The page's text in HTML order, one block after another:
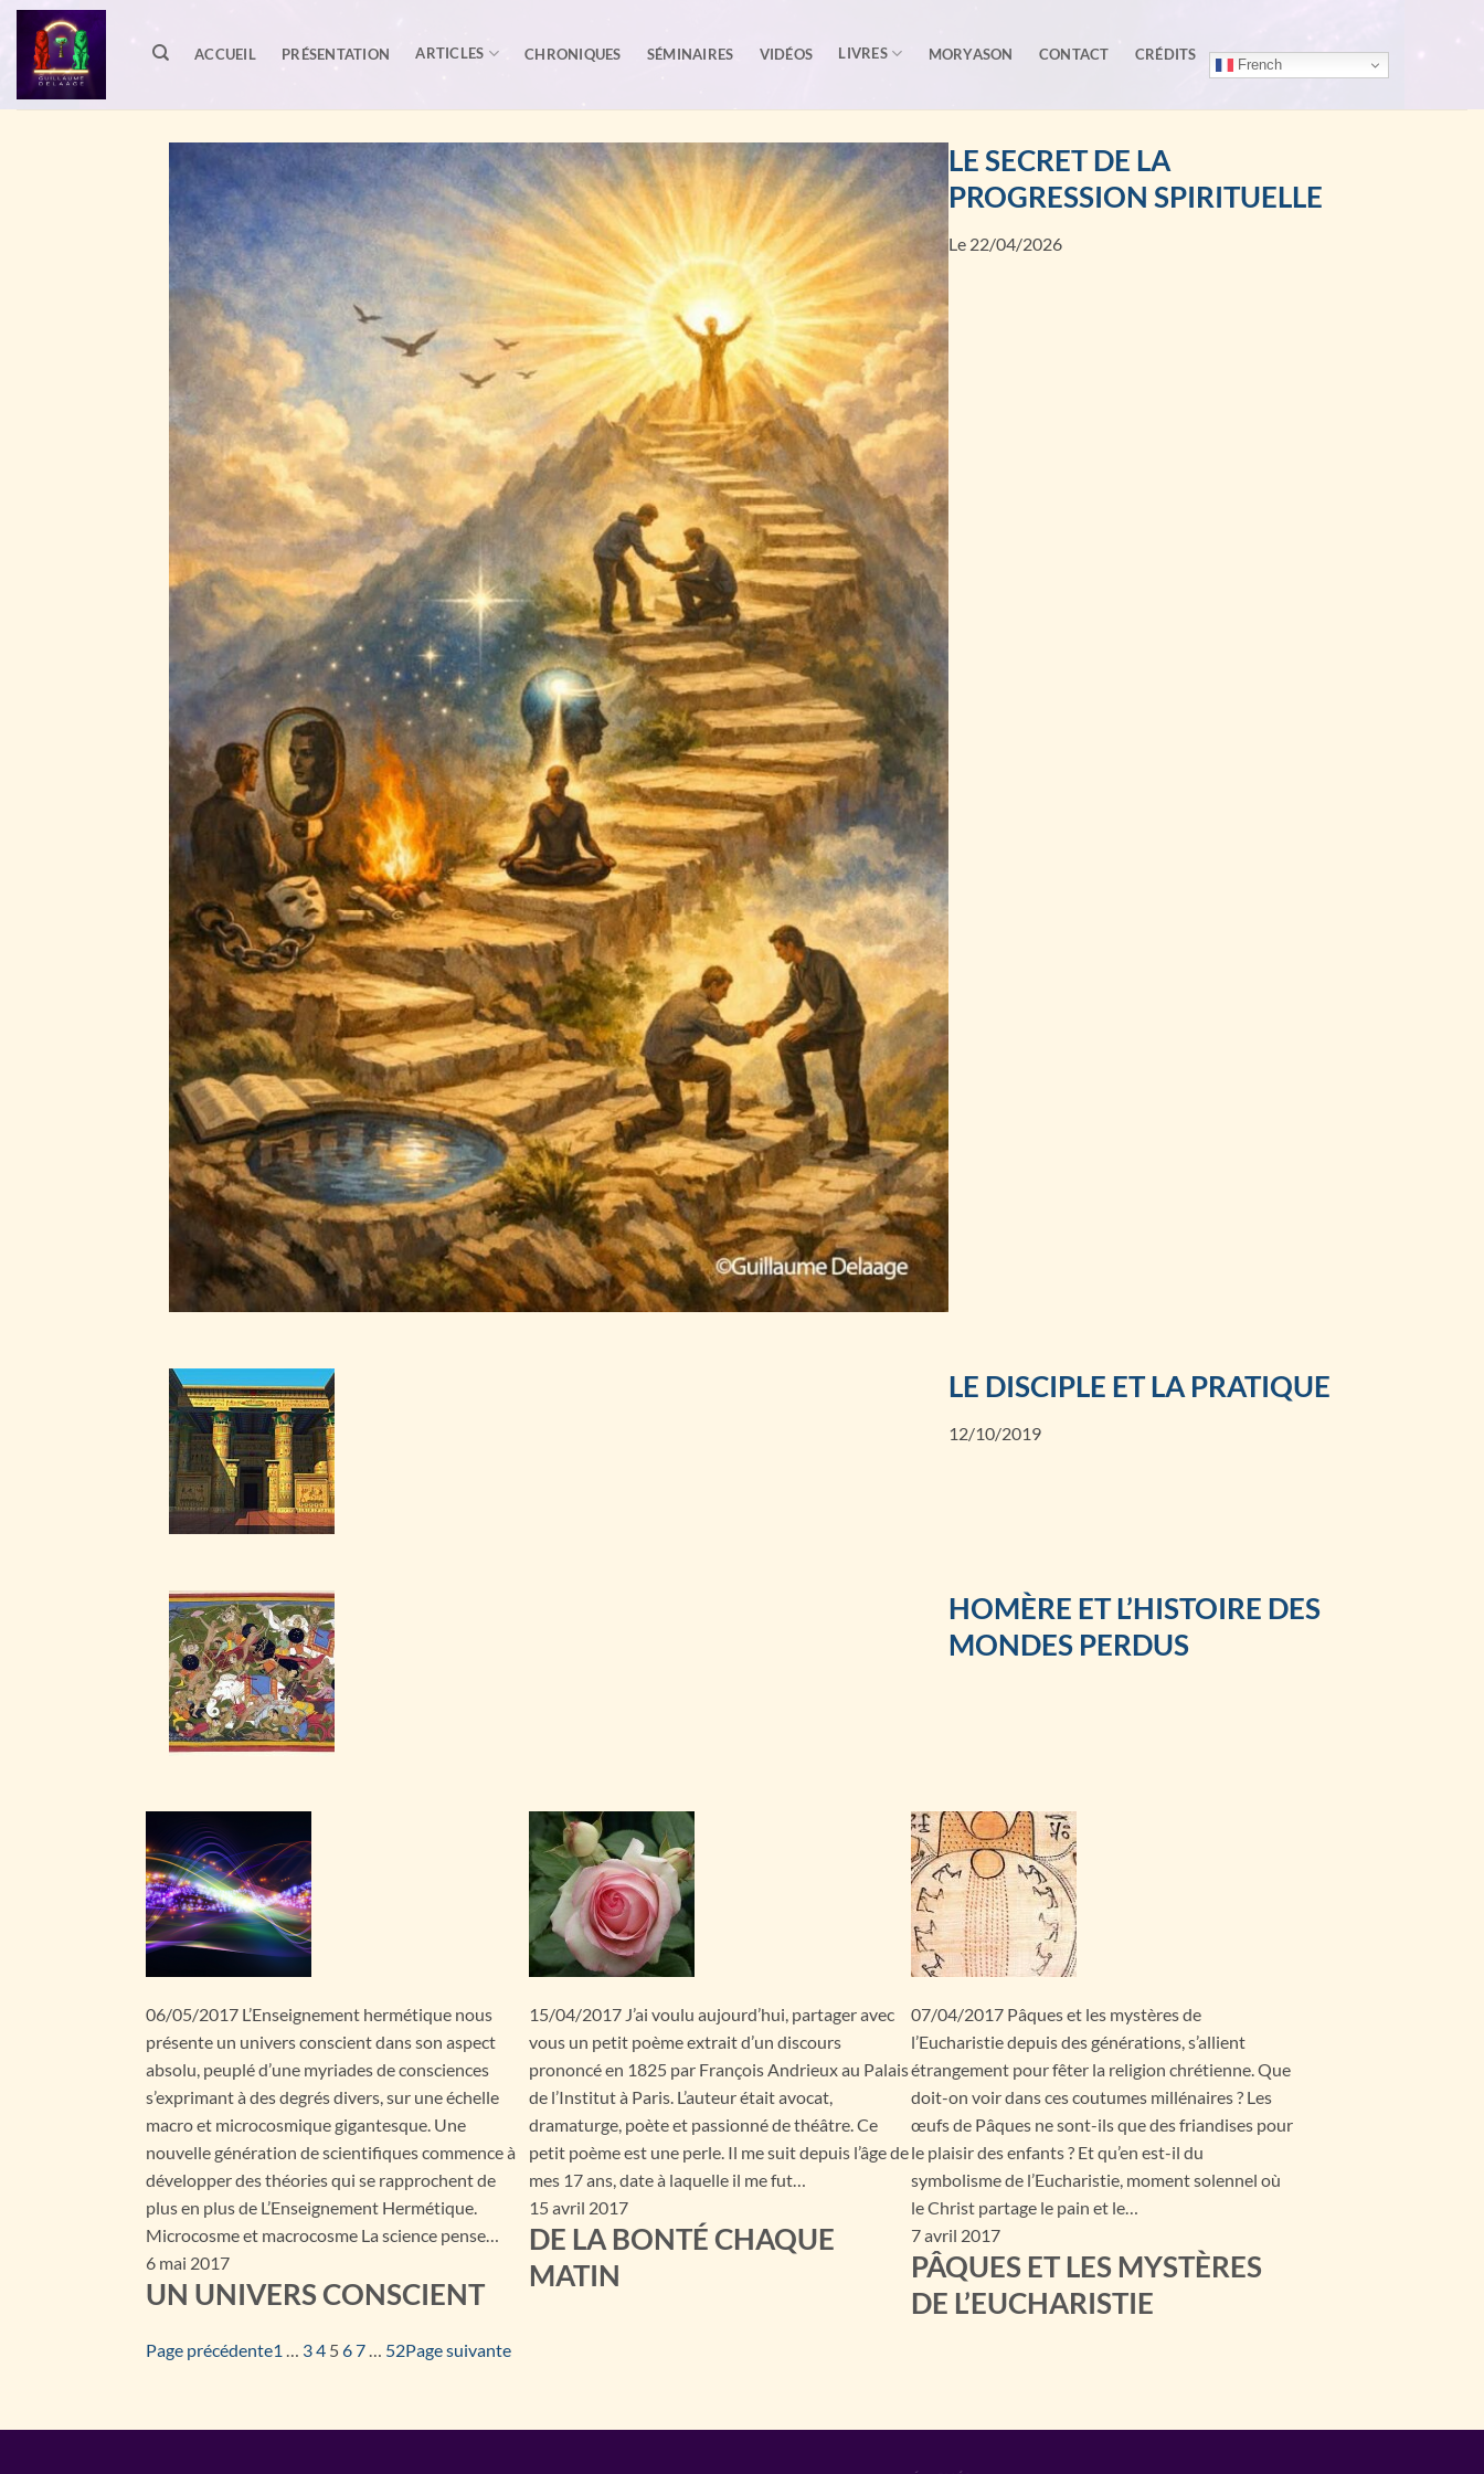
Passer
contenu
ACCUEIL PRÉSENTATION ARTICLES CHRONIQUES SÉMINAIRES VIDÉOS LIVRES MORYASON CONTACT CRÉDITS
French
LE SECRET DE LA
PROGRESSION SPIRITUELLE
Le 22/04/2026
LE DISCIPLE ET LA PRATIQUE
12/10/2019
HOMÈRE ET L’HISTOIRE DES
MONDES PERDUS
06/05/2017 L’Enseignement hermétique nous
présente un univers conscient dans son aspect
absolu, peuplé d’une myriades de consciences
s’exprimant à des degrés divers, sur une échelle
macro et microcosmique gigantesque. Une
nouvelle génération de scientifiques commence à
développer des théories qui se rapprochent de
plus en plus de L’Enseignement Hermétique.
Microcosme et macrocosme La science pense…
6 mai 2017
UN UNIVERS CONSCIENT
15/04/2017 J’ai voulu aujourd’hui, partager avec
vous un petit poème extrait d’un discours
prononcé en 1825 par François Andrieux au Palais
de l’Institut à Paris. L’auteur était avocat,
dramaturge, poète et passionné de théâtre. Ce
petit poème est une perle. Il me suit depuis l’âge de
mes 17 ans, date à laquelle il me fut…
15 avril 2017
DE LA BONTÉ CHAQUE
MATIN
07/04/2017 Pâques et les mystères de
l’Eucharistie depuis des générations, s’allient
étrangement pour fêter la religion chrétienne. Que
doit-on voir dans ces coutumes millénaires ? Les
œufs de Pâques ne sont-ils que des friandises pour
le plaisir des enfants ? Et qu’en est-il du
symbolisme de l’Eucharistie, moment solennel où
le Christ partage le pain et le…
7 avril 2017
PÂQUES ET LES MYSTÈRES
DE L’EUCHARISTIE
Page précédente1 … 34 567… 52Page suivante